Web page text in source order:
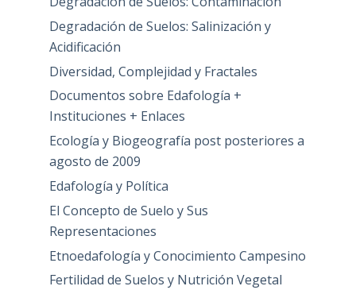
Degradación de Suelos: Salinización y
Acidificación
Diversidad, Complejidad y Fractales
Documentos sobre Edafología +
Instituciones + Enlaces
Ecología y Biogeografía post posteriores a
agosto de 2009
Edafología y Política
El Concepto de Suelo y Sus
Representaciones
Etnoedafología y Conocimiento Campesino
Fertilidad de Suelos y Nutrición Vegetal